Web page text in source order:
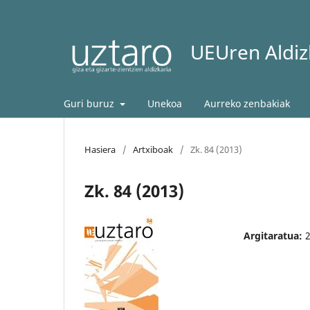
UEUren
Guri buruz Unekoa Aurreko zenbakiak
Hasiera / Artxiboak / Zk. 84 (2013)
Zk. 84 (2013)
Argitaratua: